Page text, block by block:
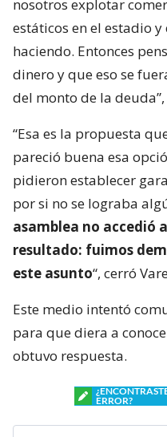
nosotros explotar
estáticos en el estadio
haciendo. Entonces
dinero y que eso se
del monto de la
“Esa es la propuesta
pareció buena esa
pidieron establecer
por si no se lograba
asamblea no accedió
resultado: fuimos
este asunto“, cerró
Este medio intentó
para que diera a
obtuvo respuesta.
ERROR?